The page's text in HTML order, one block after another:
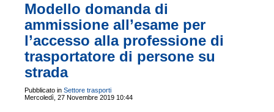
Modello domanda di
ammissione all’esame per
l’accesso alla professione di
trasportatore di persone su
strada
Pubblicato in Settore trasporti
Mercoledì, 27 Novembre 2019 10:44